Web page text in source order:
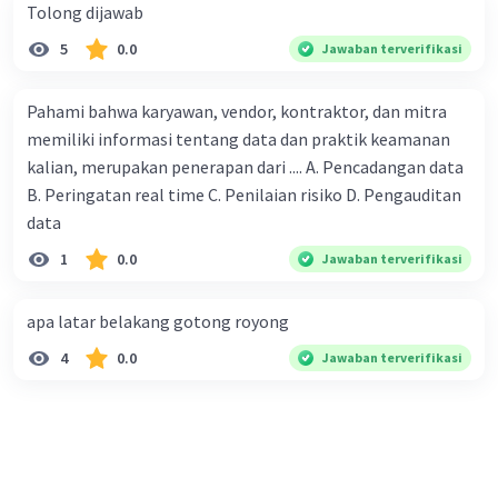
Tolong dijawab
5 0.0 Jawaban terverifikasi
Pahami bahwa karyawan, vendor, kontraktor, dan mitra
memiliki informasi tentang data dan praktik keamanan
kalian, merupakan penerapan dari .... A. Pencadangan data
B. Peringatan real time C. Penilaian risiko D. Pengauditan
data
1 0.0 Jawaban terverifikasi
apa latar belakang gotong royong
4 0.0 Jawaban terverifikasi